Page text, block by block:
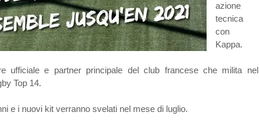
azione
tecnica
con
Kappa.
ufficiale e partner principale del club francese che milita nel
Top 14.
e i nuovi kit verranno svelati nel mese di luglio.